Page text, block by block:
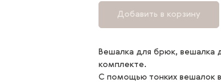
Добавить в корзину
Вешалка для брюк, вешалка
комплекте.
С помощью тонких вешалок